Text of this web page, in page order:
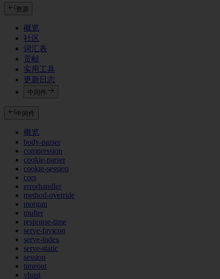
资源
概览
社区
词汇表
贡献
实用工具
更新日志
中间件
中间件
概览
body-parser
compression
cookie-parser
cookie-session
cors
errorhandler
method-override
morgan
multer
response-time
serve-favicon
serve-index
serve-static
session
timeout
vhost